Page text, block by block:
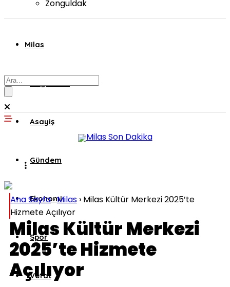
Zonguldak
Milas
Muğla’dan
Asayiş
Gündem
Ekonomi
Spor
Vefat
Ana Sayfa›Milas › Milas Kültür Merkezi 2025’te
Hizmete Açılıyor
Milas Kültür Merkezi
2025’te Hizmete
Açılıyor